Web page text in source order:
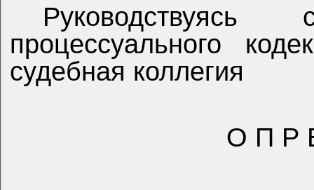
процессуального
судебная коллегия
О П Р